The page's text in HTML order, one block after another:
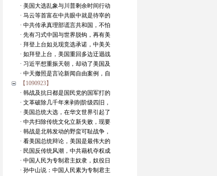
· 美国大选乱象与川普剩余时间行动
· 马云等首富在中共眼中就是待宰的
· 中共传承真理部谎言共和国，不怕
· 先有习式中国与世界脱钩，再有美
· 拜登上台如兑现竞选承诺，中美关
· 如拜登上台，美国重回多边迂迴战
· 习近平想重振天朝，却动了美国及
· 中天撤照是言论新闻自由案例，自
【1090923】
· 韩战及抗日都是国民党的国军打的
· 文革破除几千年来剥削阶级四旧，
· 美国总统大选，在华文世界引起了
· 中共扫除传统文化立新失败，现要
· 韩战是北韩发动的野蛮可耻战争，
· 看美国总统辩论，美国是最伟大的
· 民国反传统风潮，中共藉机夺权成
· 中国人民为专制君主奴隶，奴役日
· 孙中山说：中国人民素为专制君主